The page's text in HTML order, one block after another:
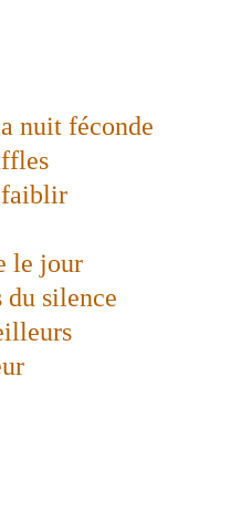
nuit féconde
faiblir
le jour
du silence